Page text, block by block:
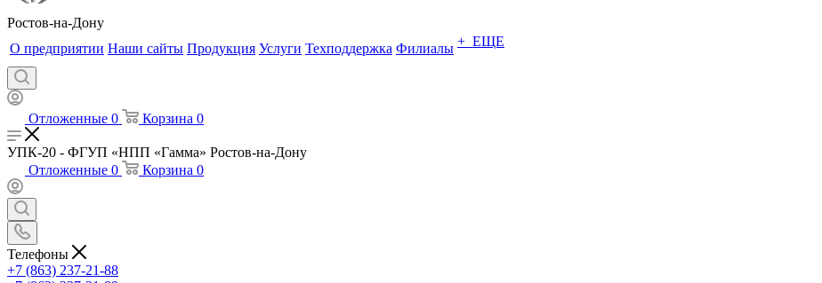
Ростов-на-Дону
О предприятии Наши сайты Продукция Услуги Техподдержка Филиалы + ЕЩЕ
Отложенные 0 Корзина 0
УПК-20 - ФГУП «НПП «Гамма» Ростов-на-Дону
Отложенные 0 Корзина 0
Телефоны
+7 (863) 237-21-88